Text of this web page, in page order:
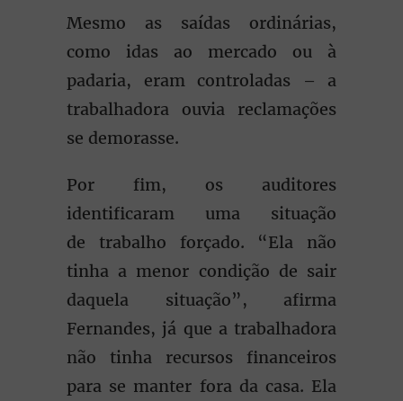
Mesmo as saídas ordinárias,
como idas ao mercado ou à
padaria, eram controladas – a
trabalhadora ouvia reclamações
se demorasse.
Por fim, os auditores
identificaram uma situação
de trabalho forçado. “Ela não
tinha a menor condição de sair
daquela situação”, afirma
Fernandes, já que a trabalhadora
não tinha recursos financeiros
para se manter fora da casa. Ela